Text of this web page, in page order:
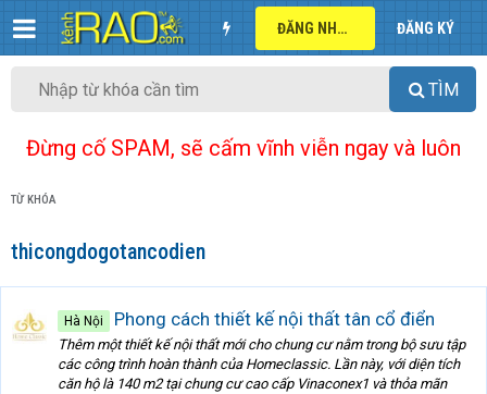
ĐĂNG NHẬP ĐĂNG KÝ
TÌM
Đừng cố SPAM, sẽ cấm vĩnh viễn ngay và luôn
TỪ KHÓA
thicongdogotancodien
Hà Nội Phong cách thiết kế nội thất tân cổ điển
Thêm một thiết kế nội thất mới cho chung cư nằm trong bộ sưu tập
các công trình hoàn thành của Homeclassic. Lần này, với diện tích
căn hộ là 140 m2 tại chung cư cao cấp Vinaconex1 và thỏa mãn